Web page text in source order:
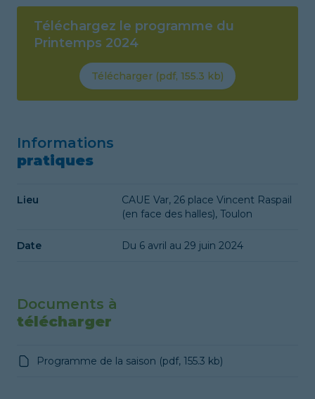
Téléchargez le programme du
Printemps 2024
Télécharger (pdf, 155.3 kb)
Informations
pratiques
Lieu
CAUE Var, 26 place Vincent Raspail
(en face des halles), Toulon
Date Du 6 avril au 29 juin 2024
Documents à
télécharger
Programme de la saison (pdf, 155.3 kb)